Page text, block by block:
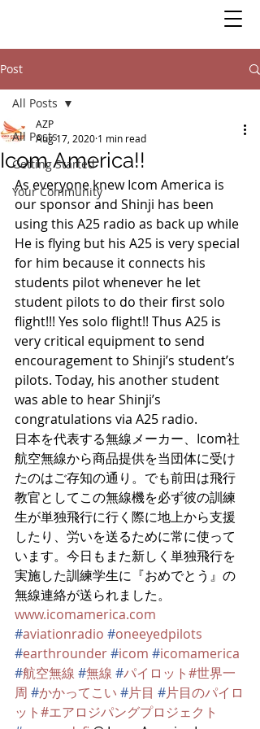
Post
All Posts
Getting Started
Your Community
All Posts
Icom America!!
AZP
Aug 17, 2020 1 min read
As everyone knew Icom America is
our sponsor and Shinji has been
using this A25 radio as back up while
He is flying but his A25 is very special
for him because it connects his
students pilot whenever he let
student pilots to do their first solo
flight!!! Yes solo flight!! Thus A25 is
very critical equipment to send
encouragement to Shinji’s student’s
pilots. Today, his another student
was able to hear Shinji’s
congratulations via A25 radio.
日本を代表する無線メーカー、Icom社
航空無線から商品提供を当団体に受け
たのはご存知の通り。でも前田は飛行
教官としてこの無線機を必ず彼の訓練
生が単独飛行に行く際に地上から支援
したり、労いを送るために常に使って
います。今日もまた新しく単独飛行を
実施した訓練学生に『おめでとう』の
無線連絡が送られました。
www.icomamerica.com
#aviationradio #oneeyedpilots
#earthrounder#icom #icomamerica
#航空無線 #無線 #パイロット#世界一
周 #かかってこい #片目 #片目のパイロ
ット#エアロジパングプロジェクト